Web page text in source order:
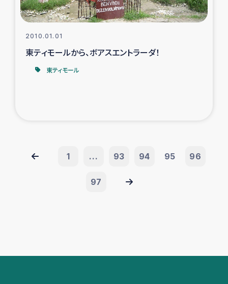
2010.01.01
東ティモールから、ボアスエントラーダ！
東ティモール
1 ... 93 94 95 96
97